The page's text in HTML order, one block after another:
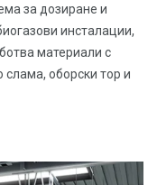
за дозиране и
инсталации,
материали с
слама, оборски тор и